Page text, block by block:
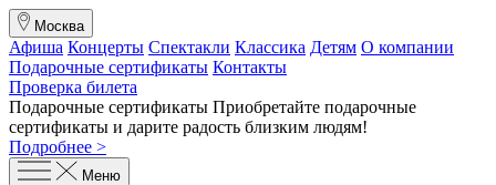
Москва
Афиша Концерты Спектакли Классика Детям О компании
Подарочные сертификаты Контакты
Проверка билета
Подарочные сертификаты Приобретайте подарочные
сертификаты и дарите радость близким людям!
Подробнее >
Меню